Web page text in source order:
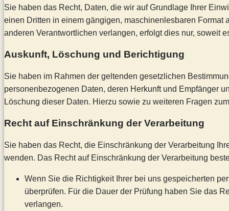
Sie haben das Recht, Daten, die wir auf Grundlage Ihrer
einen Dritten in einem gängigen, maschinenlesbaren
anderen Verantwortlichen verlangen, erfolgt dies nur, soweit
Auskunft, Löschung und Berichtigung
Sie haben im Rahmen der geltenden gesetzlichen
personenbezogenen Daten, deren Herkunft und Empfänger
Löschung dieser Daten. Hierzu sowie zu weiteren Fragen
Recht auf Einschränkung der Verarbeitung
Sie haben das Recht, die Einschränkung der Verarbeitung
wenden. Das Recht auf Einschränkung der Verarbeitung
Wenn Sie die Richtigkeit Ihrer bei uns gespeicherten
überprüfen. Für die Dauer der Prüfung haben Sie das
verlangen.